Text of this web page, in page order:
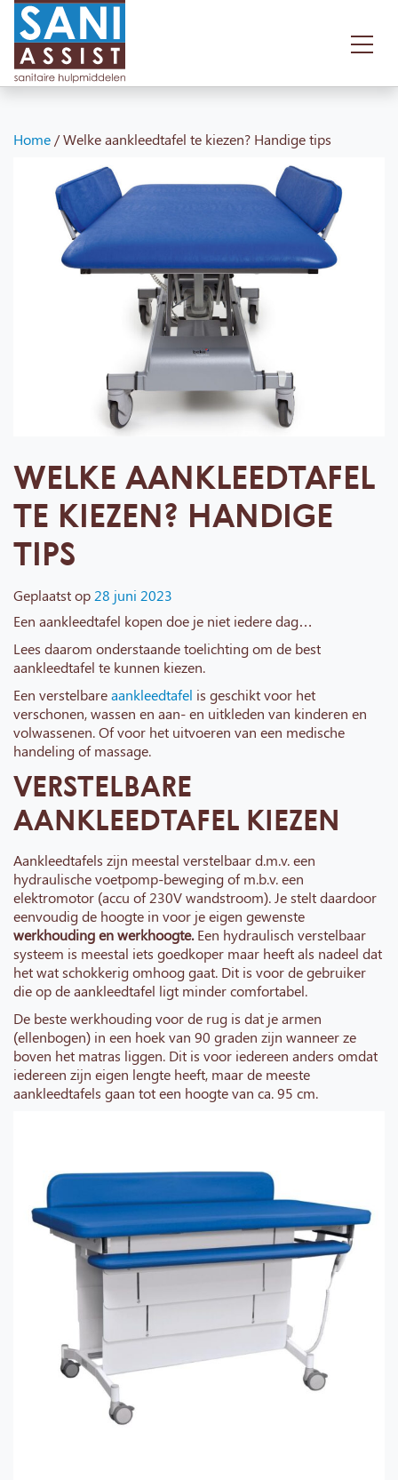
Home/Welke aankleedtafel te kiezen? Handige tips
WELKE AANKLEEDTAFEL
TE KIEZEN? HANDIGE
TIPS
Geplaatst op 28 juni 2023
Een aankleedtafel kopen doe je niet iedere dag…
Lees daarom onderstaande toelichting om de best
aankleedtafel te kunnen kiezen.
Een verstelbareaankleedtafel is geschikt voor het
verschonen, wassen en aan- en uitkleden van kinderen en
volwassenen. Of voor het uitvoeren van een medische
handeling of massage.
VERSTELBARE
AANKLEEDTAFEL KIEZEN
Aankleedtafels zijn meestal verstelbaar d.m.v. een
hydraulische voetpomp-beweging of m.b.v. een
elektromotor (accu of 230V wandstroom). Je stelt daardoor
eenvoudig de hoogte in voor je eigen gewenste
werkhouding en werkhoogte.Een hydraulisch verstelbaar
systeem is meestal iets goedkoper maar heeft als nadeel dat
het wat schokkerig omhoog gaat. Dit is voor de gebruiker
die op de aankleedtafel ligt minder comfortabel.
De beste werkhouding voor de rug is dat je armen
(ellenbogen) in een hoek van 90 graden zijn wanneer ze
boven het matras liggen. Dit is voor iedereen anders omdat
iedereen zijn eigen lengte heeft, maar de meeste
aankleedtafels gaan tot een hoogte van ca. 95 cm.